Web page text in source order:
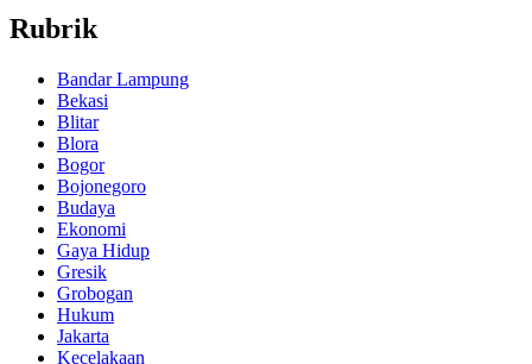
Rubrik
Bandar Lampung
Bekasi
Blitar
Blora
Bogor
Bojonegoro
Budaya
Ekonomi
Gaya Hidup
Gresik
Grobogan
Hukum
Jakarta
Kecelakaan